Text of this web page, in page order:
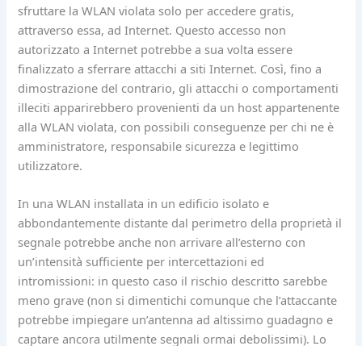
sfruttare la WLAN violata solo per accedere gratis,
attraverso essa, ad Internet. Questo accesso non
autorizzato a Internet potrebbe a sua volta essere
finalizzato a sferrare attacchi a siti Internet. Così, fino a
dimostrazione del contrario, gli attacchi o comportamenti
illeciti apparirebbero provenienti da un host appartenente
alla WLAN violata, con possibili conseguenze per chi ne è
amministratore, responsabile sicurezza e legittimo
utilizzatore.
In una WLAN installata in un edificio isolato e
abbondantemente distante dal perimetro della proprietà il
segnale potrebbe anche non arrivare all’esterno con
un’intensità sufficiente per intercettazioni ed
intromissioni: in questo caso il rischio descritto sarebbe
meno grave (non si dimentichi comunque che l’attaccante
potrebbe impiegare un’antenna ad altissimo guadagno e
captare ancora utilmente segnali ormai debolissimi). Lo